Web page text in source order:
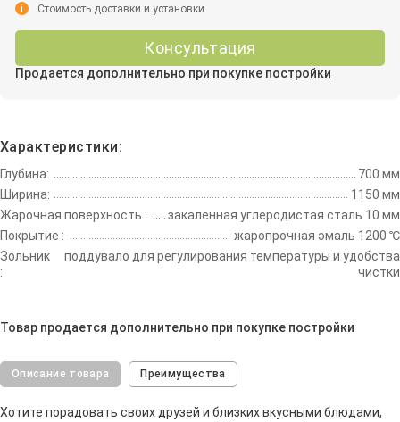
Консультация
Продается дополнительно при покупке постройки
i Стоимость доставки и установки
Характеристики:
Глубина:
700 мм
Ширина:
1150 мм
Жарочная поверхность :
закаленная углеродистая сталь 10 мм
Покрытие :
жаропрочная эмаль 1200 ℃
Зольник
:
поддувало для регулирования температуры и удобства
чистки
Товар продается дополнительно при покупке постройки
Описание товара Преимущества
Хотите порадовать своих друзей и близких вкусными блюдами,